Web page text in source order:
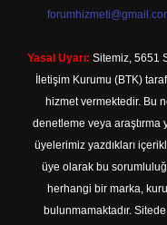
Yasal Uyarı: Sitemiz, 5651
İletişim Kurumu (BTK)
hizmet vermektedir. Bu
denetleme veya araştırma
üyelerimiz yazdıkları
üye olarak bu
herhangi bir marka,
bulunmamaktadır.